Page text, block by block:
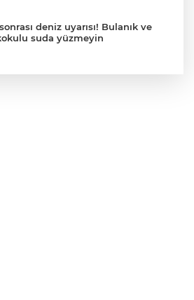
deniz uyarısı! Bulanık ve
suda yüzmeyin